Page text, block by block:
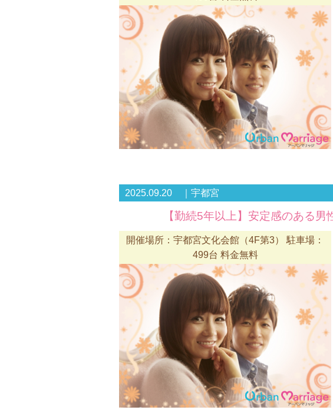
2025.09.20 ｜宇都宮
【勤続5年以上】安定感のある
開催場所：宇都宮文化会館（4F第3） 駐車場：
499台 料金無料